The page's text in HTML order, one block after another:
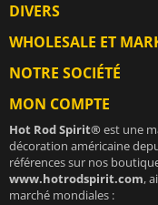
DIVERS
WHOLESALE ET
NOTRE SOCIÉTÉ
MON COMPTE
Hot Rod Spirit®est une
décoration américaine
références sur nos
www.hotrodspirit.com,
marché mondiales :